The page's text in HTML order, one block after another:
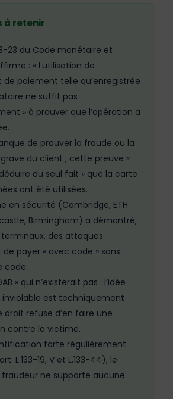
à retenir
23 du Code monétaire et
: « l’utilisation de
de paiement telle qu’enregistrée
ne suffit pas
» à prouver que l’opération a
de prouver la fraude ou la
du client ; cette preuve «
du seul fait » que la carte
ont été utilisées.
en sécurité (Cambridge, ETH
Birmingham) a démontré,
terminaux, des attaques
payer « avec code » sans
code.
» qui n’existerait pas : l’idée
inviolable est techniquement
droit refuse d’en faire une
contre la victime.
forte régulièrement
L.133-19, V et L.133-44), le
ne supporte aucune